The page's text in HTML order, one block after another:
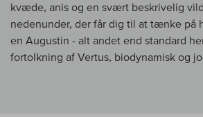
kvæde, anis og en svært beskrivelig
nedenunder, der får dig til at tænke på
en Augustin - alt andet end standard
fortolkning af Vertus, biodynamisk og